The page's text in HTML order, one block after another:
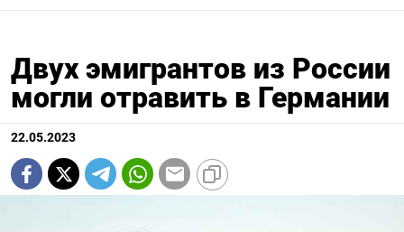
Двух эмигрантов из России
могли отравить в Германии
22.05.2023